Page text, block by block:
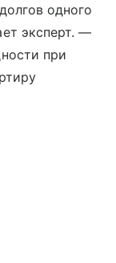
одного
эксперт. —
при